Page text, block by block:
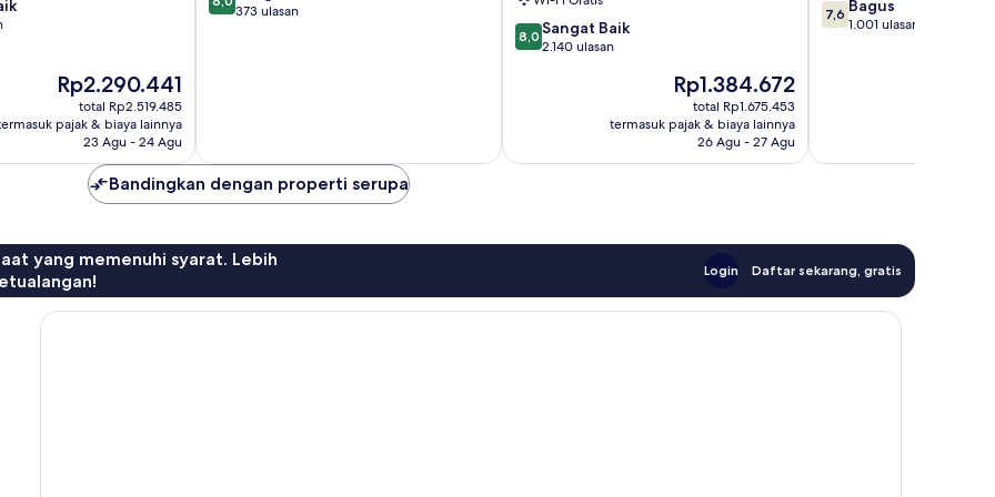
Harga
sekarang
Rp2.290.441
Rp2.290.441
total Rp2.519.485
pajak & biaya lainnya
23 Agu - 24 Agu
dari373 ulasan
8.0
dari
8,0 Sangat Baik
2.140 ulasan
Harga
sekarang
Rp1.384.672
Rp1.384.672
total Rp1.675.453
termasuk pajak & biaya lainnya
26 Agu - 27 Agu
7.6
dari
7,6 Bagus
1.001 ulasan
Bandingkan dengan properti serupa
yang memenuhi syarat. Lebih
Login Daftar sekarang, gratis